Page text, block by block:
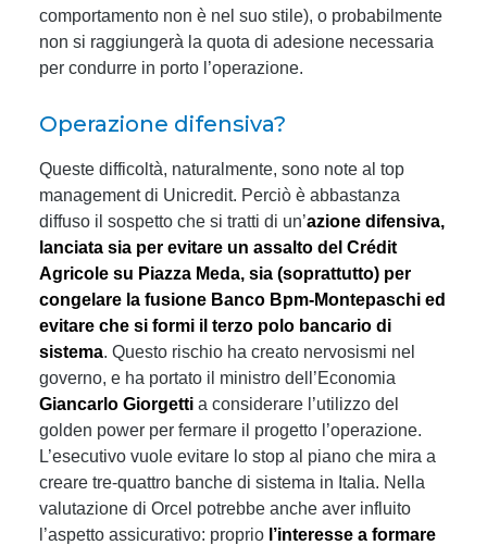
comportamento non è nel suo stile), o probabilmente
non si raggiungerà la quota di adesione necessaria
per condurre in porto l’operazione.
Operazione difensiva?
Queste difficoltà, naturalmente, sono note al top
management di Unicredit. Perciò è abbastanza
diffuso il sospetto che si tratti di un’azione difensiva,
lanciata sia per evitare un assalto del Crédit
Agricole su Piazza Meda, sia (soprattutto) per
congelare la fusione Banco Bpm-Montepaschi ed
evitare che si formi il terzo polo bancario di
sistema. Questo rischio ha creato nervosismi nel
governo, e ha portato il ministro dell’Economia
Giancarlo Giorgetti a considerare l’utilizzo del
golden power per fermare il progetto l’operazione.
L’esecutivo vuole evitare lo stop al piano che mira a
creare tre-quattro banche di sistema in Italia. Nella
valutazione di Orcel potrebbe anche aver influito
l’aspetto assicurativo: proprio l’interesse a formare